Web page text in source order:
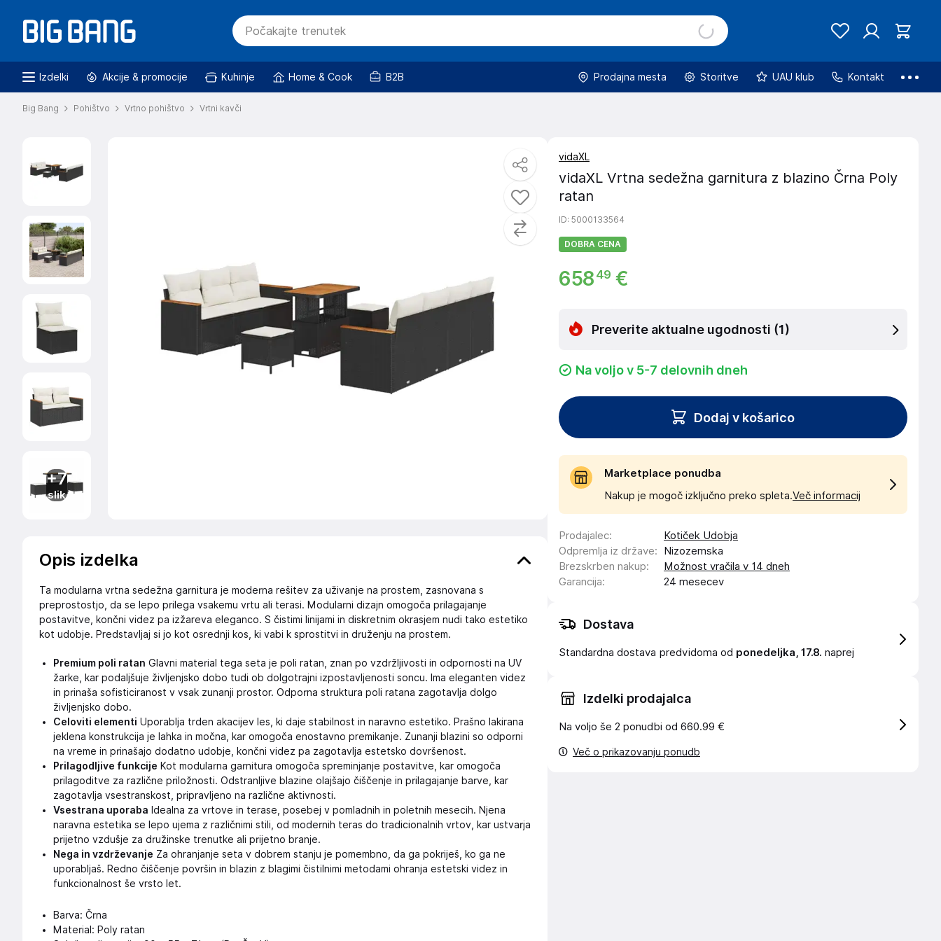
Izdelki Akcije & promocije Kuhinje Home & Cook B2B Prodajna mesta Storitve UAU klub Kontakt
Big Bang Pohištvo Vrtno pohištvo Vrtni kavči
+7
slik
Opis izdelka
Ta modularna vrtna sedežna garnitura je moderna rešitev za uživanje na prostem, zasnovana s
preprostostjo, da se lepo prilega vsakemu vrtu ali terasi. Modularni dizajn omogoča prilagajanje
postavitve, končni videz pa izžareva eleganco. S čistimi linijami in diskretnim okrasjem nudi tako estetiko
kot udobje. Predstavljaj si jo kot osrednji kos, ki vabi k sprostitvi in druženju na prostem.
Premium poli ratan Glavni material tega seta je poli ratan, znan po vzdržljivosti in odpornosti na UV
žarke, kar podaljšuje življenjsko dobo tudi ob dolgotrajni izpostavljenosti soncu. Ima eleganten videz
in prinaša sofisticiranost v vsak zunanji prostor. Odporna struktura poli ratana zagotavlja dolgo
življenjsko dobo.
Celoviti elementi Uporablja trden akacijev les, ki daje stabilnost in naravno estetiko. Prašno lakirana
jeklena konstrukcija je lahka in močna, kar omogoča enostavno premikanje. Zunanji blazini so odporni
na vreme in prinašajo dodatno udobje, končni videz pa zagotavlja estetsko dovršenost.
Prilagodljive funkcije Kot modularna garnitura omogoča spreminjanje postavitve, kar omogoča
prilagoditve za različne priložnosti. Odstranljive blazine olajšajo čiščenje in prilagajanje barve, kar
zagotavlja vsestranskost, pripravljeno na različne aktivnosti.
Vsestrana uporaba Idealna za vrtove in terase, posebej v pomladnih in poletnih mesecih. Njena
naravna estetika se lepo ujema z različnimi stili, od modernih teras do tradicionalnih vrtov, kar ustvarja
prijetno vzdušje za družinske trenutke ali prijetno branje.
Nega in vzdrževanje Za ohranjanje seta v dobrem stanju je pomembno, da ga pokriješ, ko ga ne
uporabljaš. Redno čiščenje površin in blazin z blagimi čistilnimi metodami ohranja estetski videz in
funkcionalnost še vrsto let.
Barva: Črna
Material: Poly ratan
vidaXL
vidaXL Vrtna sedežna garnitura z blazino Črna Poly
ratan
ID: 5000133564
DOBRA CENA
658 49 €
Preverite aktualne ugodnosti (1)
Na voljo v 5-7 delovnih dneh
Dodaj v košarico
Marketplace ponudba
Nakup je mogoč izključno preko spleta.Več informacij
Prodajalec:
Kotiček Udobja
Odpremlja iz države:
Nizozemska
Brezskrben nakup:
Možnost vračila v 14 dneh
Garancija: 24 mesecev
Dostava
Standardna dostava predvidoma od ponedeljka, 17.8. naprej
Izdelki prodajalca
Na voljo še 2 ponudbi od 660.99 €
Več o prikazovanju ponudb